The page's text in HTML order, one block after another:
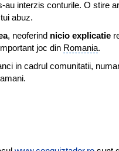
au interzis conturile. O stire
abuz.
, neoferind nicio explicatie
joc din Romania.
in cadrul comunitatii,